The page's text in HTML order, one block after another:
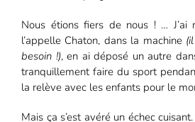
Nous étions fiers de nous ! … J’ai
l’appelle Chaton, dans la machine
besoin !), en ai déposé un autre
tranquillement faire du sport
la relève avec les enfants pour le
Mais ça s’est avéré un échec